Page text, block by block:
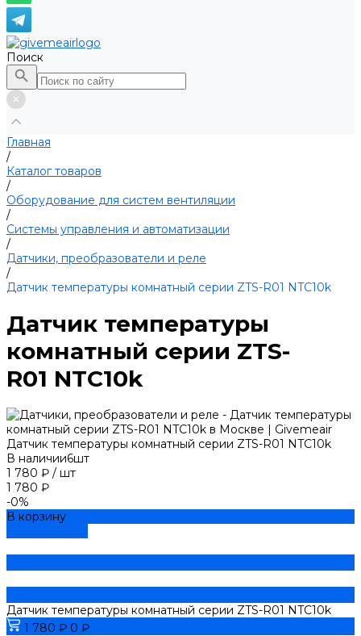
Поиск
Главная
/
Каталог товаров
/
Оборудование для систем вентиляции
/
Системы управления и автоматизации
/
Датчики, преобразователи и реле
/
Датчик температуры комнатный серии ZTS-R01 NTC10k
Датчик температуры
комнатный серии ZTS-
R01 NTC10k
Датчик температуры комнатный серии ZTS-R01 NTC10k
В наличии6шт
1 780 ₽ / шт
1 780 ₽
-0%
В корзину
Датчик температуры комнатный серии ZTS-R01 NTC10k
1 780 ₽ 0 ₽